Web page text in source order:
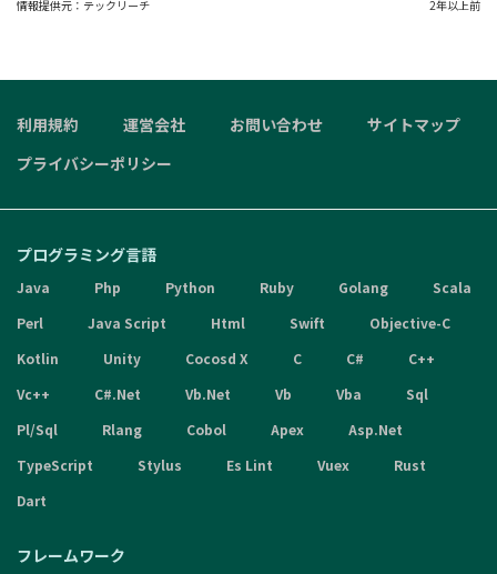
情報提供元： テックリーチ 2年以上前
利用規約 運営会社 お問い合わせ
サイトマップ
プライバシーポリシー
プログラミング言語
Java Php Python Ruby Golang
Scala
Perl
Java Script Html Swift
Objective-C
Kotlin
Unity Cocosd X C C#
C++
Vc++
C#.Net Vb.Net Vb Vba
Sql
Pl/Sql
Rlang Cobol Apex
Asp.Net
TypeScript
Stylus Es Lint Vuex
Rust
Dart
フレームワーク